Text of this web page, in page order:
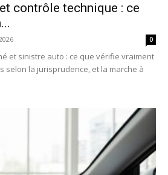
contrôle technique : ce
0
et sinistre auto : ce que vérifie vraiment
selon la jurisprudence, et la marche à